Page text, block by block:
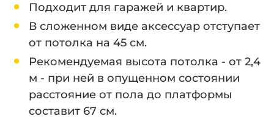
Подходит для гаражей и квартир.
В сложенном виде аксессуар отступает
от потолка на 45 см.
Рекомендуемая высота потолка - от 2,4
м - при ней в опущенном состоянии
расстояние от пола до платформы
составит 67 см.